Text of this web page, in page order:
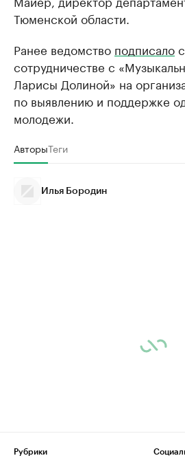
Тюменской области.
Ранее ведомство подписало
сотрудничестве с
Ларисы Долиной» на
по выявлению и поддержке
молодежи.
АвторыТеги
Илья Бородин
Рубрики